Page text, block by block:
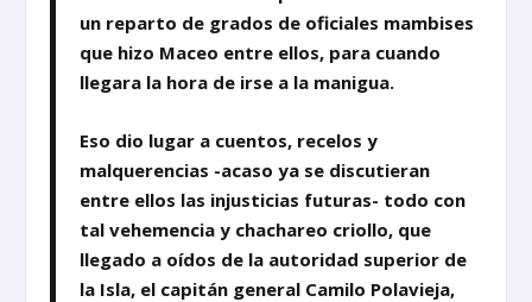
un reparto de grados de oficiales mambises
que hizo Maceo entre ellos, para cuando
llegara la hora de irse a la manigua.
Eso dio lugar a cuentos, recelos y
malquerencias -acaso ya se discutieran
entre ellos las injusticias futuras- todo con
tal vehemencia y chachareo criollo, que
llegado a oídos de la autoridad superior de
la Isla, el capitán general Camilo Polavieja,